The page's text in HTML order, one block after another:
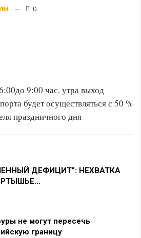
0
9:00 час. утра выход
будет осуществляться с 50 %
праздничного дня
ДЕФИЦИТ”: НЕХВАТКА
не могут пересечь
границу